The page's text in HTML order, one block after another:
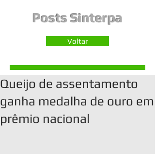
Posts Sinterpa
Voltar
Queijo de assentamento
ganha medalha de ouro em
prêmio nacional